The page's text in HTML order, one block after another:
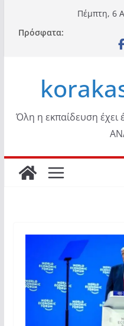
περιεχόμενο
Πέμπτη, 6
Πρόσφατα:
Όλη η εκπαίδευση έχει